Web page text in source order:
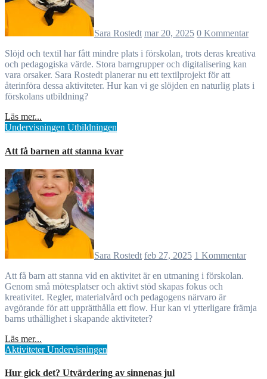
Sara Rostedt mar 20, 2025 0 Kommentar
Slöjd och textil har fått mindre plats i förskolan, trots deras kreativa
och pedagogiska värde. Stora barngrupper och digitalisering kan
vara orsaker. Sara Rostedt planerar nu ett textilprojekt för att
återinföra dessa aktiviteter. Hur kan vi ge slöjden en naturlig plats i
förskolans utbildning?
Läs mer...
Undervisningen Utbildningen
Att få barnen att stanna kvar
Sara Rostedt feb 27, 2025 1 Kommentar
Att få barn att stanna vid en aktivitet är en utmaning i förskolan.
Genom små mötesplatser och aktivt stöd skapas fokus och
kreativitet. Regler, materialvård och pedagogens närvaro är
avgörande för att upprätthålla ett flow. Hur kan vi ytterligare främja
barns uthållighet i skapande aktiviteter?
Läs mer...
AktiviteterUndervisningen
Hur gick det? Utvärdering av sinnenas jul